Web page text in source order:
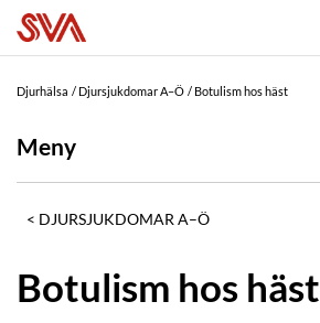
Djurhälsa Djursjukdomar A–Ö Botulism hos häst
Meny
DJURSJUKDOMAR A–Ö
Botulism hos häst